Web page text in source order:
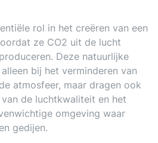
rol in het creëren van een
ze CO2 uit de lucht
Deze natuurlijke
bij het verminderen van
atmosfeer, maar dragen ook
de luchtkwaliteit en het
omgeving waar
gedijen.